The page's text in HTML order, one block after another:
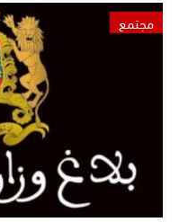
مجتمع